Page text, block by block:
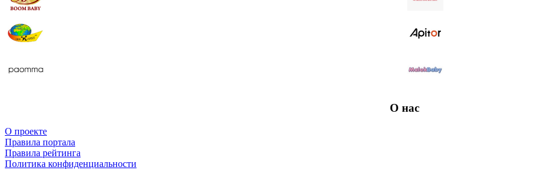
О нас
О проекте
Правила портала
Правила рейтинга
Политика конфиденциальности